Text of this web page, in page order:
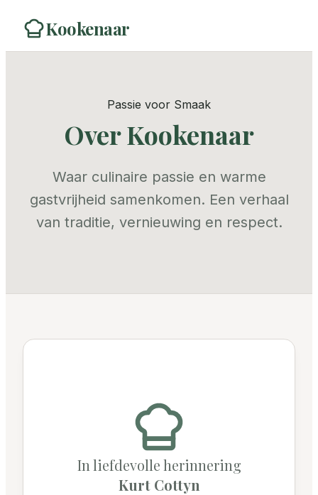
Kookenaar
Passie voor Smaak
Over Kookenaar
Waar culinaire passie en warme
gastvrijheid samenkomen. Een verhaal
van traditie, vernieuwing en respect.
In liefdevolle herinnering
Kurt Cottyn